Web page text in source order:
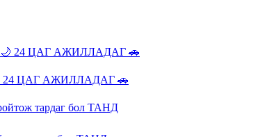
🌙 24 ЦАГ АЖИЛЛАДАГ 🚗